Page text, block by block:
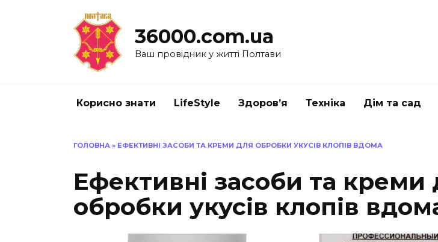
36000.com.ua
Ваш провідник у житті Полтави
Корисно знати LifeStyle Здоров’я Техніка Дім та сад
ГОЛОВНА » ЕФЕКТИВНІ ЗАСОБИ ТА КРЕМИ ДЛЯ ОБРОБКИ УКУСІВ КЛОПІВ ВДОМА
Ефективні засоби та креми
обробки укусів клопів